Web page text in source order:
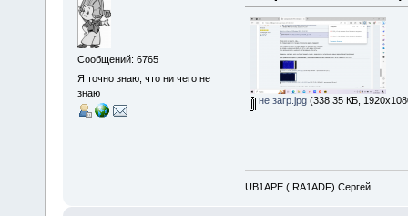
Сообщений: 6765
Я точно знаю, что ни чего не
знаю
не загр.jpg(338.35 КБ,
UB1APE ( RA1ADF) Сергей.